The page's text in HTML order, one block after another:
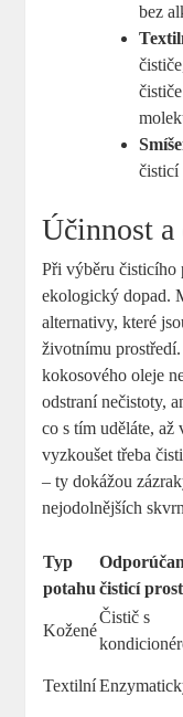
bez
čisticí
Účinnost
Při výběru čisticího
ekologický dopad.
alternativy, které
životnímu
kokosového oleje
odstraní nečistoty,
co s tím uděláte, až
vyzkoušet třeba
– ty dokážou
nejodolnějších
Typ
potahu čisticí
Kožené
Čistič s
Textilní